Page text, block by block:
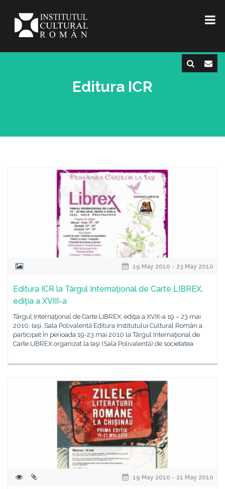
Editura ICR
19 May 2010 - 23 May 2010
Editura ICR la Târgul Internaţional de Carte LIBREX,
ediţia a XVIII-a
Târgul Internaţional de Carte LIBREX, ediţia a XVIII-a 19 – 23 mai
2010, Iaşi, Sala Polivalentă Editura Institutului Cultural Român a
participat în perioada 19-23 mai 2010 la Târgul Internaţional de
Carte LIBREX organizat la Iaşi (Sala Polivalentă) de societatea
19 May 2010 - 21 May 2010